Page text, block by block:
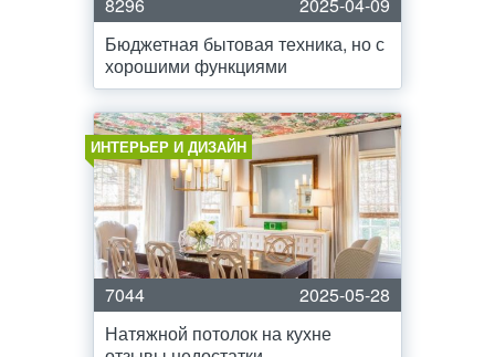
Бюджетная бытовая техника, но с
хорошими функциями
ИНТЕРЬЕР И ДИЗАЙН
7044
2025-05-28
Натяжной потолок на кухне